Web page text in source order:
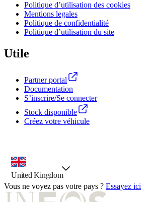
Politique d’utilisation des cookies
Mentions legales
Politique de confidentialité
Politique d’utilisation du site
Utile
Partner portal
Documentation
S’inscrire/Se connecter
Stock disponible
Créez votre véhicule
outil de sélection de pays, option présélectionnée
United Kingdom
Vous ne voyez pas votre pays ? Essayez ici